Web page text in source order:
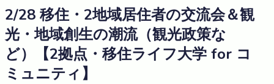
2/28 移住・2地域居住者の交流会＆観
光・地域創生の潮流（観光政策な
ど）【2拠点・移住ライフ大学 for コ
ミュニティ】